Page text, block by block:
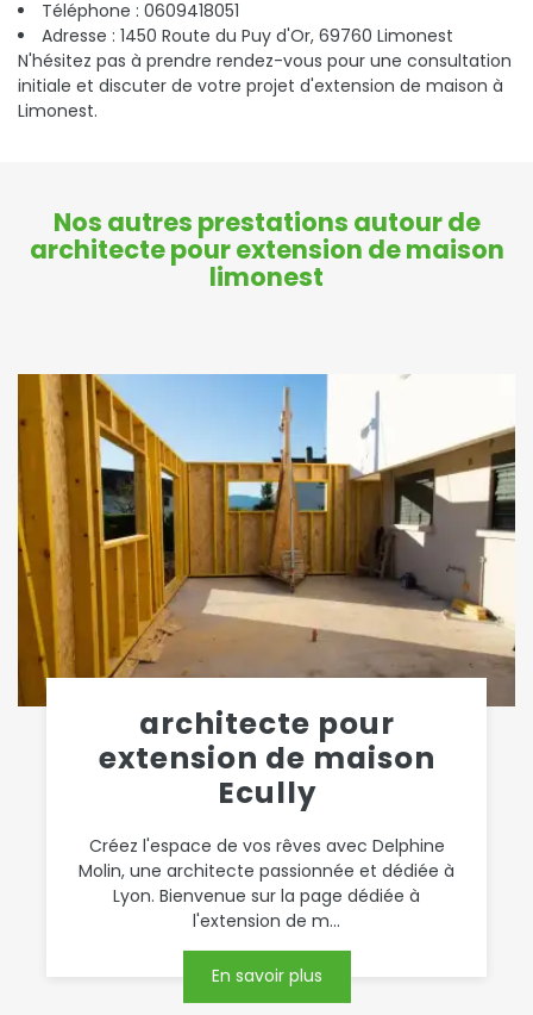
Téléphone : 0609418051
Adresse : 1450 Route du Puy d'Or, 69760 Limonest
N'hésitez pas à prendre rendez-vous pour une consultation
initiale et discuter de votre projet d'extension de maison à
Limonest.
Nos autres prestations autour de
architecte pour extension de maison
limonest
architecte pour
extension de maison
Ecully
Créez l'espace de vos rêves avec Delphine
Molin, une architecte passionnée et dédiée à
Lyon. Bienvenue sur la page dédiée à
l'extension de m...
En savoir plus